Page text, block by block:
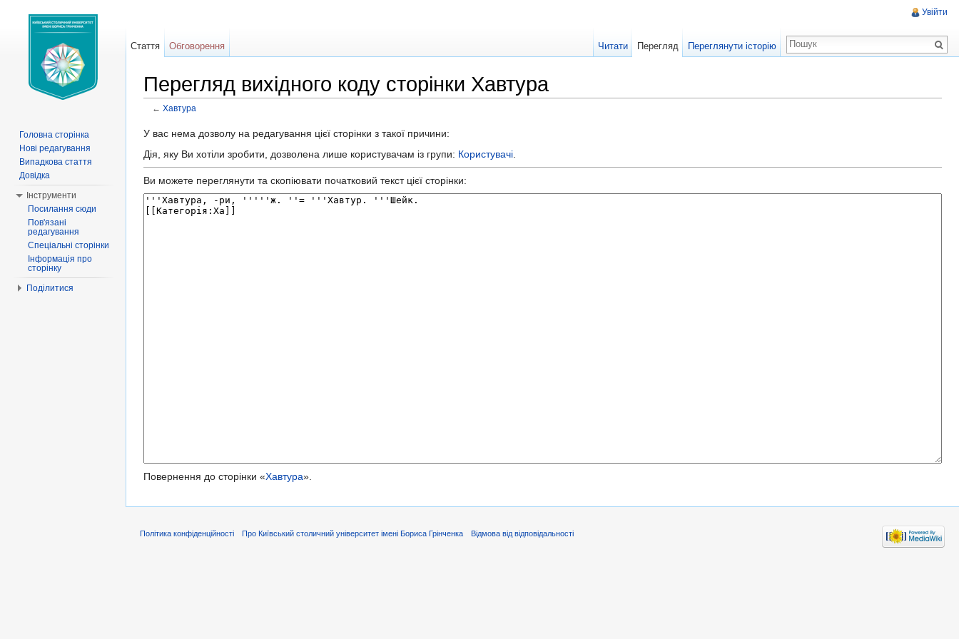
Перегляд вихідного коду сторінки Хавтура
← Хавтура
У вас нема дозволу на редагування цієї сторінки з такої причини:
Дія, яку Ви хотіли зробити, дозволена лише користувачам із групи: Користувачі
Ви можете переглянути та скопіювати початковий текст цієї сторінки:
Повернення до сторінки «Хавтура».
Увійти
Стаття Обговорення Читати Перегляд Переглянути історію
Головна сторінка
Нові редагування
Випадкова стаття
Довідка
Інструменти
Посилання сюди
Пов'язані
редагування
Спеціальні сторінки
Інформація про
сторінку
Поділитися
Політика конфіденційності Про Київський столичний університет імені Бориса Грінченка Відмова від відповідальності